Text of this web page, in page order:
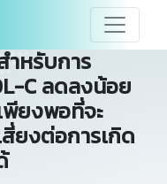
หรับการ
C ลดลงน้อย
พียงพอที่จะ
ยงต่อการเกิด